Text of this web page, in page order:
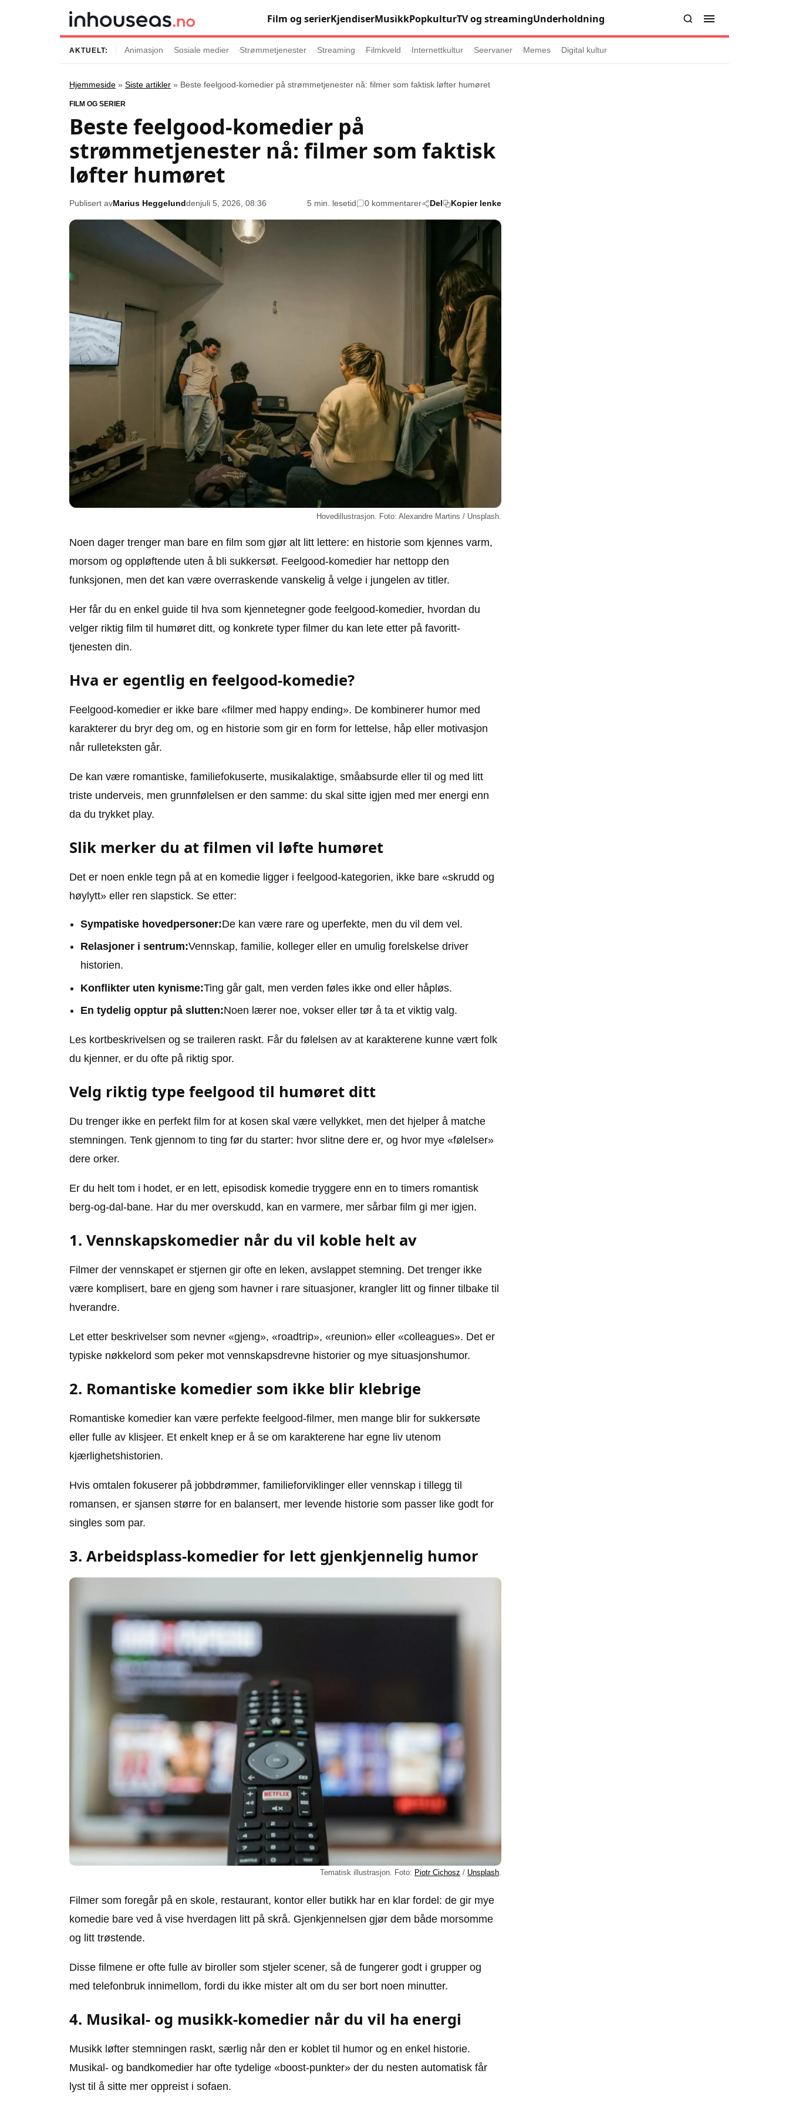
Film og serierKjendiserMusikkPopkulturTV og streamingUnderholdning
Innhold
Siste artikler
Film og serier
Popkultur
TV og streaming
Underholdning
Kjendiser
Strømmetjenester
TV-serier
Internettkultur
Gaming
Animasjon
Seervaner
Soundtrack
Brukervilkår
Personvernerklæring
Redaksjonell policy
AKTUELT: Animasjon Sosiale medier Strømmetjenester Streaming Filmkveld Internettkultur Seervaner Memes Digital kultur
Hjemmeside » Siste artikler » Beste feelgood-komedier på strømmetjenester nå: filmer som faktisk løfter humøret
FILM OG SERIER
Beste feelgood-komedier på
strømmetjenester nå: filmer som faktisk
løfter humøret
Publisert avMarius Heggelunddenjuli 5, 2026, 08:36 5 min. lesetid 0 kommentarer Del Kopier lenke
Hovedillustrasjon. Foto: Alexandre Martins / Unsplash.
Noen dager trenger man bare en film som gjør alt litt lettere: en historie som kjennes varm,
morsom og oppløftende uten å bli sukkersøt. Feelgood-komedier har nettopp den
funksjonen, men det kan være overraskende vanskelig å velge i jungelen av titler.
Her får du en enkel guide til hva som kjennetegner gode feelgood-komedier, hvordan du
velger riktig film til humøret ditt, og konkrete typer filmer du kan lete etter på favoritt-
tjenesten din.
Hva er egentlig en feelgood-komedie?
Feelgood-komedier er ikke bare «filmer med happy ending». De kombinerer humor med
karakterer du bryr deg om, og en historie som gir en form for lettelse, håp eller motivasjon
når rulleteksten går.
De kan være romantiske, familiefokuserte, musikalaktige, småabsurde eller til og med litt
triste underveis, men grunnfølelsen er den samme: du skal sitte igjen med mer energi enn
da du trykket play.
Slik merker du at filmen vil løfte humøret
Det er noen enkle tegn på at en komedie ligger i feelgood-kategorien, ikke bare «skrudd og
høylytt» eller ren slapstick. Se etter:
Sympatiske hovedpersoner:De kan være rare og uperfekte, men du vil dem vel.
Relasjoner i sentrum:Vennskap, familie, kolleger eller en umulig forelskelse driver
historien.
Konflikter uten kynisme:Ting går galt, men verden føles ikke ond eller håpløs.
En tydelig opptur på slutten:Noen lærer noe, vokser eller tør å ta et viktig valg.
Les kortbeskrivelsen og se traileren raskt. Får du følelsen av at karakterene kunne vært folk
du kjenner, er du ofte på riktig spor.
Velg riktig type feelgood til humøret ditt
Du trenger ikke en perfekt film for at kosen skal være vellykket, men det hjelper å matche
stemningen. Tenk gjennom to ting før du starter: hvor slitne dere er, og hvor mye «følelser»
dere orker.
Er du helt tom i hodet, er en lett, episodisk komedie tryggere enn en to timers romantisk
berg-og-dal-bane. Har du mer overskudd, kan en varmere, mer sårbar film gi mer igjen.
1. Vennskapskomedier når du vil koble helt av
Filmer der vennskapet er stjernen gir ofte en leken, avslappet stemning. Det trenger ikke
være komplisert, bare en gjeng som havner i rare situasjoner, krangler litt og finner tilbake til
hverandre.
Let etter beskrivelser som nevner «gjeng», «roadtrip», «reunion» eller «colleagues». Det er
typiske nøkkelord som peker mot vennskapsdrevne historier og mye situasjonshumor.
2. Romantiske komedier som ikke blir klebrige
Romantiske komedier kan være perfekte feelgood-filmer, men mange blir for sukkersøte
eller fulle av klisjeer. Et enkelt knep er å se om karakterene har egne liv utenom
kjærlighetshistorien.
Hvis omtalen fokuserer på jobbdrømmer, familieforviklinger eller vennskap i tillegg til
romansen, er sjansen større for en balansert, mer levende historie som passer like godt for
singles som par.
3. Arbeidsplass-komedier for lett gjenkjennelig humor
Tematisk illustrasjon. Foto: Piotr Cichosz / Unsplash
Filmer som foregår på en skole, restaurant, kontor eller butikk har en klar fordel: de gir mye
komedie bare ved å vise hverdagen litt på skrå. Gjenkjennelsen gjør dem både morsomme
og litt trøstende.
Disse filmene er ofte fulle av biroller som stjeler scener, så de fungerer godt i grupper og
med telefonbruk innimellom, fordi du ikke mister alt om du ser bort noen minutter.
4. Musikal- og musikk-komedier når du vil ha energi
Musikk løfter stemningen raskt, særlig når den er koblet til humor og en enkel historie.
Musikal- og bandkomedier har ofte tydelige «boost-punkter» der du nesten automatisk får
lyst til å sitte mer oppreist i sofaen.